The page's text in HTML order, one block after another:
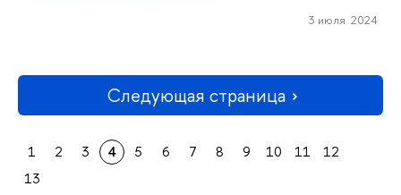
3 июля 2024
Следующая страница
1 2 3 4 5 6 7 8 9 10 11
12
13